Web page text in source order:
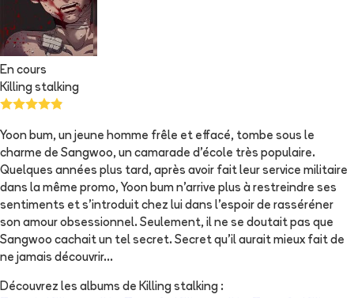
En cours
Killing stalking
Yoon bum, un jeune homme frêle et effacé, tombe sous le
charme de Sangwoo, un camarade d’école très populaire.
Quelques années plus tard, après avoir fait leur service militaire
dans la même promo, Yoon bum n’arrive plus à restreindre ses
sentiments et s’introduit chez lui dans l’espoir de rasséréner
son amour obsessionnel. Seulement, il ne se doutait pas que
Sangwoo cachait un tel secret. Secret qu’il aurait mieux fait de
ne jamais découvrir...
Découvrez les albums de Killing stalking :